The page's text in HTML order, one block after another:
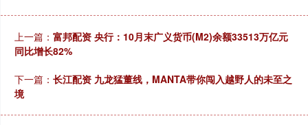
上一篇： 富邦配资 央行：10月末广义货币(M2)余额33513万亿元
同比增长82%
下一篇： 长江配资 九龙猛董线，MANTA带你闯入越野人的未至之
境